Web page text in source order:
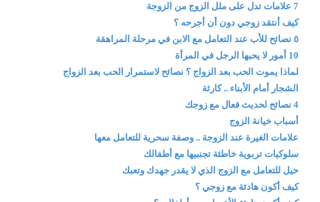
7 علامات تدل على ملل الزوج من الزوجة
كيف أنتقد زوجي دون أن أجرحه ؟
٥ نصائح للأب عند التعامل مع الابن في مرحلة المراهقة
10 أمور لا يحبها الرجل في المرأة
لماذا يموت الحب بعد الزواج ؟ نصائح لاستمرار الحب بعد الزواج
الشجار أمام الأبناء .. كارثة
4 نصائح لحديث فعال مع زوجك
أسباب خيانة الزوج
علامات الغيرة عند الزوجة .. وصفة سحرية للتعامل معها
سلوكيات تربوية خاطئة تجنبيها مع أطفالك
حيل للتعامل مع الزوج الذي لا يقدر جهدك وتعبك
كيف أكون هادئة مع زوجي ؟